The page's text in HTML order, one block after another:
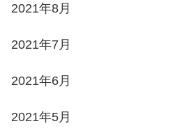
2021年8月
2021年7月
2021年6月
2021年5月